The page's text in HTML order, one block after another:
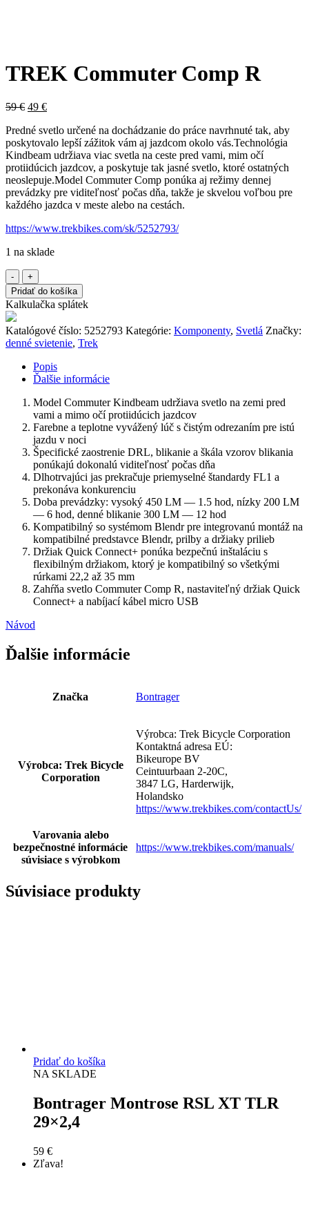
TREK Commuter Comp R
59€ Original
was:
59 €.
49 €Current
is:
49 €.
Predné svetlo určené na dochádzanie do práce navrhnuté tak, aby
poskytovalo lepší zážitok vám aj jazdcom okolo vás.Technológia
Kindbeam udržiava viac svetla na ceste pred vami, mim očí
protiidúcich jazdcov, a poskytuje tak jasné svetlo, ktoré ostatných
neoslepuje.Model Commuter Comp ponúka aj režimy dennej
prevádzky pre viditeľnosť počas dňa, takže je skvelou voľbou pre
každého jazdca v meste alebo na cestách.
https://www.trekbikes.com/sk/5252793/
1 na sklade
množstvo
TREK
Commuter
Comp
R
Pridať do košíka
Kalkulačka splátek
Katalógové číslo: 5252793 Kategórie: Komponenty, Svetlá Značky:
denné svietenie, Trek
Popis
Ďalšie informácie
Model Commuter Kindbeam udržiava svetlo na zemi pred
vami a mimo očí protiidúcich jazdcov
Farebne a teplotne vyvážený lúč s čistým odrezaním pre istú
jazdu v noci
Špecifické zaostrenie DRL, blikanie a škála vzorov blikania
ponúkajú dokonalú viditeľnosť počas dňa
Dlhotrvajúci jas prekračuje priemyselné štandardy FL1 a
prekonáva konkurenciu
Doba prevádzky: vysoký 450 LM — 1.5 hod, nízky 200 LM
— 6 hod, denné blikanie 300 LM — 12 hod
Kompatibilný so systémom Blendr pre integrovanú montáž na
kompatibilné predstavce Blendr, prilby a držiaky prilieb
Držiak Quick Connect+ ponúka bezpečnú inštaláciu s
flexibilným držiakom, ktorý je kompatibilný so všetkými
rúrkami 22,2 až 35 mm
Zahŕňa svetlo Commuter Comp R, nastaviteľný držiak Quick
Connect+ a nabíjací kábel micro USB
Návod
Ďalšie informácie
Značka Bontrager
Výrobca: Trek Bicycle
Corporation
Výrobca: Trek Bicycle Corporation
Kontaktná adresa EÚ:
Bikeurope BV
Ceintuurbaan 2-20C,
3847 LG, Harderwijk,
Holandsko
https://www.trekbikes.com/contactUs/
Varovania alebo
bezpečnostné informácie
súvisiace s výrobkom
https://www.trekbikes.com/manuals/
Súvisiace produkty
Pridať do košíka
NA SKLADE
Bontrager Montrose RSL XT TLR
29×2,4
59 €
Zľava!